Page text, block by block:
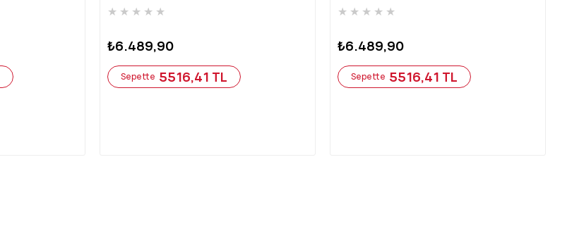
★ ★ ★ ★ ★
₺6.489,90
Sepette 5516,41 TL
★ ★ ★ ★ ★
₺6.489,90
Sepette 5516,41 TL